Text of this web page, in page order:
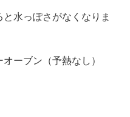
水っぽさがなくなりま
ーブン（予熱なし）